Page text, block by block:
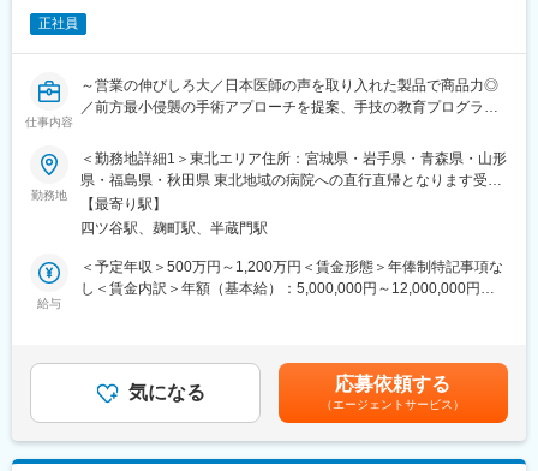
内公募制度：職種、セクター間の異動を行える制度
変更の範囲：会社の定める業務
ら業務できるポジションです。
・ご経験にもよりますが、基本的には座学研修を1週間実施したあ
と、オペの見学/同行を行いながら1～2年ほどかけて教育していき
ます。
・同ポジションでキャリアを積むことはもちろんですが、経験を
います。（営業職にキャリアチェンジされる方の割合は9割ほどで
す）キャリア的にも選択肢があり、前向きに働いている方が多い
年間休日は124日、手術予定をもとにご自身で予定を組むことが
でき、退職金制度など福利厚生も充実しています。職種全体とし
ては看護師出身の女性社員が多いですが、一部のご事情を除い
的に就業できる環境です。
正社員
仕事内容
～営業の伸びしろ大／日本医師の声を取り入れた製品で商品力◎
／前方最小侵襲の手術アプローチを提案、手技の教育プログラム
▽概要
・同社はスイスに本社を置き、世界45か国で事業展開するスパイ
ン・ジョイント領域の医療機器メーカーです。既にグローバルで
TOP5シェアながら、過去10年で平均25%と非常に高い成長率で
規模を拡大しています。
・日本のKOLと共同開発した製品もあるため、しっかりと日本の
マーケットにフィットした提案をすることができます。同社製品
▽求人のポイント
★拡大フェーズで様々なチャンス
拡大期のため、新規開拓による評価の機会、部門や拠点拡大によ
勤務地
＜勤務地詳細1＞東北エリア住所：宮城県・岩手県・青森県・山形
県・福島県・秋田県 東北地域の病院への直行直帰となります受動
喫煙対策：屋内全面禁煙＜勤務地詳細2＞本社住所：東京都千代田
区麹町5-3-5 麹町中田ビル2階勤務地最寄駅：JR・東京メトロ線／
事業所
【最寄り駅】
四ツ谷駅、麹町駅、半蔵門駅
給与
＜予定年収＞500万円～1,200万円＜賃金形態＞年俸制特記事項な
し＜賃金内訳＞年額（基本給）：5,000,000円～12,000,000円＜
に、ターゲットボーナスのインセンティブがあります。賃金はあ
くまでも目安の金額であり、選考を通じて上下する可能性があり
ます。月給(月額)は固定手当を含めた表記です。
気になる 応募依頼する
（エージェントサービス）